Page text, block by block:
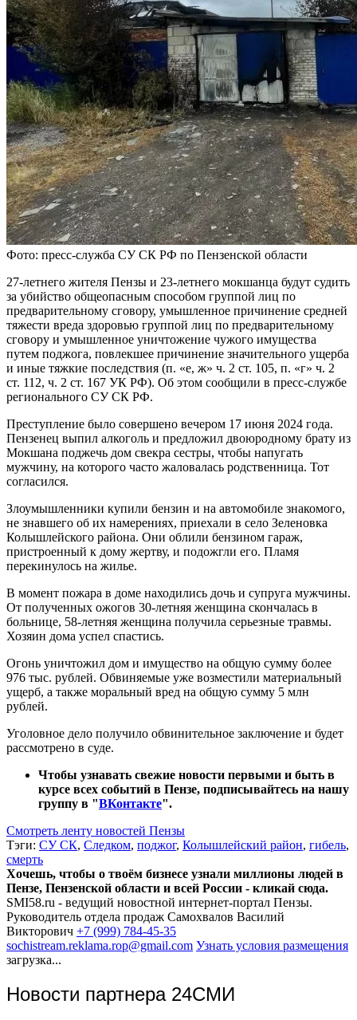
Фото: пресс-служба СУ СК РФ по Пензенской области
27-летнего жителя Пензы и 23-летнего мокшанца будут судить
за убийство общеопасным способом группой лиц по
предварительному сговору, умышленное причинение средней
тяжести вреда здоровью группой лиц по предварительному
сговору и умышленное уничтожение чужого имущества
путем поджога, повлекшее причинение значительного ущерба
и иные тяжкие последствия (п. «е, ж» ч. 2 ст. 105, п. «г» ч. 2
ст. 112, ч. 2 ст. 167 УК РФ). Об этом сообщили в пресс-службе
регионального СУ СК РФ.
Преступление было совершено вечером 17 июня 2024 года.
Пензенец выпил алкоголь и предложил двоюродному брату из
Мокшана поджечь дом свекра сестры, чтобы напугать
мужчину, на которого часто жаловалась родственница. Тот
согласился.
Злоумышленники купили бензин и на автомобиле знакомого,
не знавшего об их намерениях, приехали в село Зеленовка
Колышлейского района. Они облили бензином гараж,
пристроенный к дому жертву, и подожгли его. Пламя
перекинулось на жилье.
В момент пожара в доме находились дочь и супруга мужчины.
От полученных ожогов 30-летняя женщина скончалась в
больнице, 58-летняя женщина получила серьезные травмы.
Хозяин дома успел спастись.
Огонь уничтожил дом и имущество на общую сумму более
976 тыс. рублей. Обвиняемые уже возместили материальный
ущерб, а также моральный вред на общую сумму 5 млн
рублей.
Уголовное дело получило обвинительное заключение и будет
рассмотрено в суде.
Чтобы узнавать свежие новости первыми и быть в
курсе всех событий в Пензе, подписывайтесь на нашу
группу в "ВКонтакте".
Смотреть ленту новостей Пензы
Тэги: СУ СК, Следком, поджог, Колышлейский район, гибель,
смерть
Хочешь, чтобы о твоём бизнесе узнали миллионы людей в
Пензе, Пензенской области и всей России - кликай сюда.
SMI58.ru - ведущий новостной интернет-портал Пензы.
Руководитель отдела продаж Самохвалов Василий
Викторович +7 (999) 784-45-35
sochistream.reklama.rop@gmail.com Узнать условия размещения
загрузка...
Новости партнера 24СМИ